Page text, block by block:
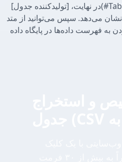
در نهایت، [تولیدکننده جدول](#TableGenerator) نتایج تبدیل را
نشان می‌دهد. سپس می‌توانید از متد push در API Firebase برای